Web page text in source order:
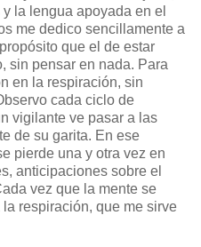
la lengua apoyada en el
me dedico sencillamente a
que el de estar
sin pensar en nada. Para
en la respiración, sin
cada ciclo de
vigilante ve pasar a las
de su garita. En ese
pierde una y otra vez en
anticipaciones sobre el
vez que la mente se
respiración, que me sirve